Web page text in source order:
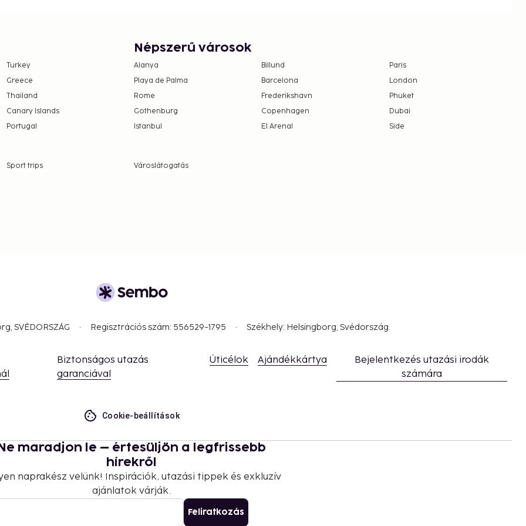
Fees may
are subject to
Turkey
Greece
Thailand
Canary Islands
Portugal
Népszerű városok
Alanya Billund
Paris
Playa de Palma
Barcelona
London
Rome
Frederikshavn
Phuket
Gothenburg
Copenhagen
Dubai
Istanbul
El Arenal Side
Sport trips Városlátogatás
SVÉDORSZÁG Regisztrációs szám: 556529-1795 Székhely: Helsingborg, Svédország
Biztonságos utazás
garanciával
Úticélok Ajándékkártya
Bejelentkezés utazási irodák
számára
Cookie-beállítások
Ne maradjon le – értesüljön a legfrissebb
hírekről
naprakész velünk! Inspirációk, utazási tippek és exkluzív
ajánlatok várják.
Feliratkozás